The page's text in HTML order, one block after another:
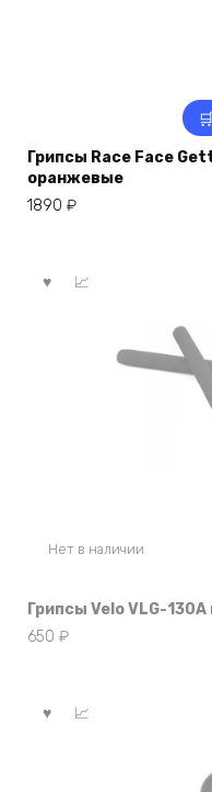
Грипсы Race Face
оранжевые
1890 ₽
Нет в наличии
Грипсы Velo VLG-
650 ₽